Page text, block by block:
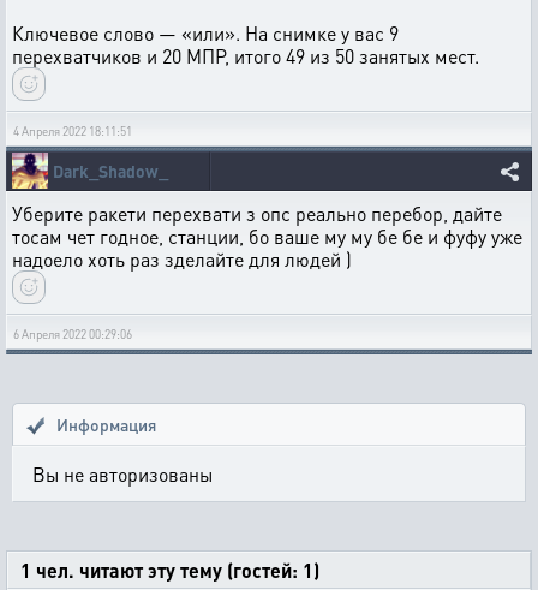
Ключевое слово — «или». На снимке у вас 9
перехватчиков и 20 МПР, итого 49 из 50 занятых мест.
4 Апреля 2022 18:11:51
Dark_Shadow_
Уберите ракети перехвати з опс реально перебор, дайте
тосам чет годное, станции, бо ваше му му бе бе и фуфу уже
надоело хоть раз зделайте для людей )
6 Апреля 2022 00:29:06
Информация
Вы не авторизованы
1 чел. читают эту тему (гостей: 1)